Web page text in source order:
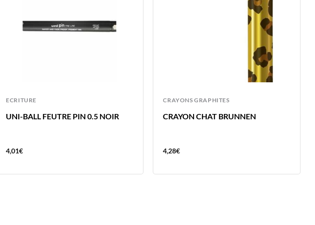
ECRITURE
UNI-BALL FEUTRE PIN 0.5 NOIR
4,01€
CRAYONS GRAPHITES
CRAYON CHAT BRUNNEN
4,28€